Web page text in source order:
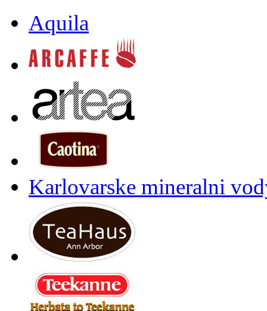
Aquila
Karlovarske mineralni